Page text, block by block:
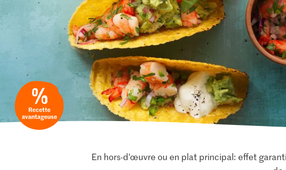
En hors-d’œuvre ou en plat principal: effet